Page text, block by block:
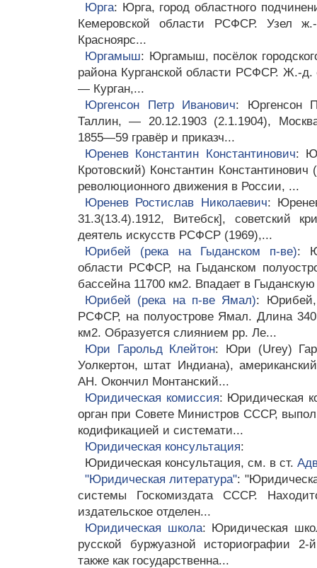
Юрга: Юрга, город областного
Кемеровской области РСФСР. Узел
Красноярс...
Юргамыш: Юргамыш, посёлок
района Курганской области РСФСР. Ж.-д.
— Курган,...
Юргенсон Петр Иванович: Юргенсон
Таллин, — 20.12.1903 (2.1.1904),
1855—59 гравёр и приказч...
Юренев Константин Константинович:
Кротовский) Константин
революционного движения в России, ...
Юренев Ростислав Николаевич:
31.3(13.4).1912, Витебск], советский
деятель искусств РСФСР (1969),...
Юрибей (река на Гыданском п-ве):
области РСФСР, на Гыданском
бассейна 11700 км2. Впадает в
Юрибей (река на п-ве Ямал): Юрибей,
РСФСР, на полуострове Ямал. Длина
км2. Образуется слиянием рр. Ле...
Юри Гарольд Клейтон: Юри (Urey)
Уолкертон, штат Индиана),
АН. Окончил Монтанский...
Юридическая комиссия: Юридическая
орган при Совете Министров СССР,
кодификацией и системати...
Юридическая консультация:
Юридическая консультация, см. в ст.
"Юридическая литература":
системы Госкомиздата СССР.
издательское отделен...
Юридическая школа: Юридическая
русской буржуазной историографии
также как государственна...